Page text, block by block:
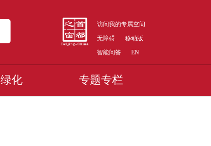
访问我的专属空间
无障碍
移动版
智能问答
EN
化 专题专栏